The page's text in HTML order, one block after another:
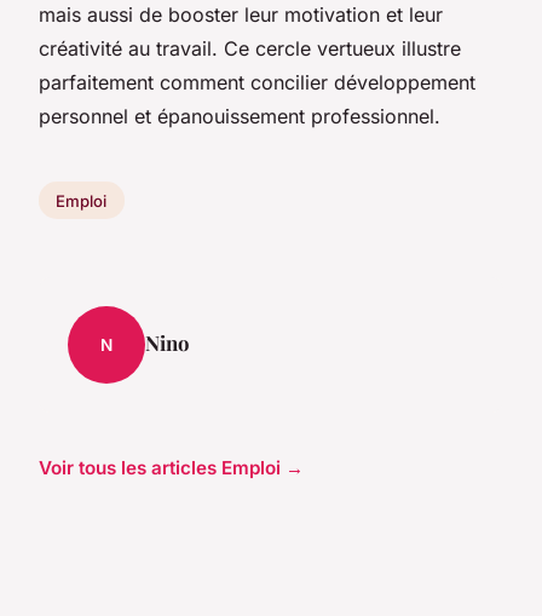
mais aussi de booster leur motivation et leur
créativité au travail. Ce cercle vertueux illustre
parfaitement comment concilier développement
personnel et épanouissement professionnel.
Emploi
N Nino
Voir tous les articles Emploi →